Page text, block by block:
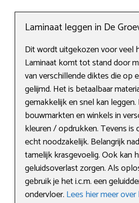
Laminaat leggen in De
Dit wordt uitgekozen voor veel
Laminaat komt tot stand door
van verschillende diktes die op
gelijmd. Het is betaalbaar
gemakkelijk en snel kan
bouwmarkten en winkels in
kleuren / opdrukken. Tevens is
echt noodzakelijk. Belangrijk
tamelijk krasgevoelig. Ook kan
geluidsoverlast zorgen. Als
gebruik je het i.c.m. een
ondervloer. Lees hier meer